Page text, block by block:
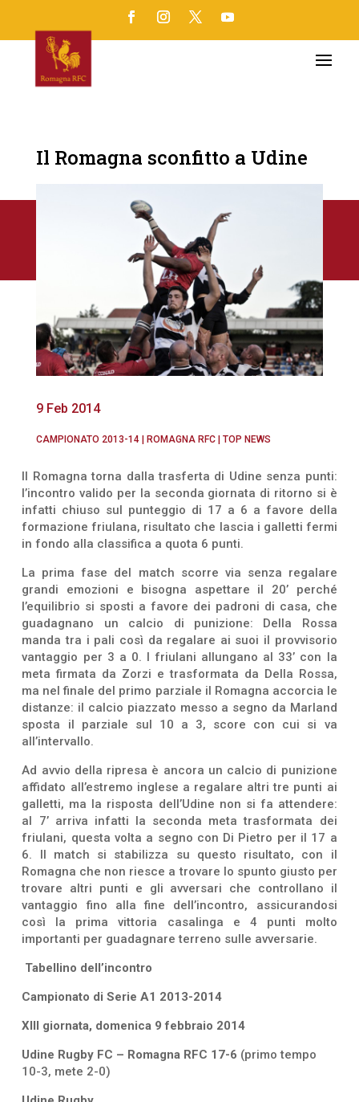
Il Romagna sconfitto a Udine
9 Feb 2014
CAMPIONATO 2013-14| ROMAGNA RFC| TOP NEWS
Il Romagna torna dalla trasferta di Udine senza punti:
l’incontro valido per la seconda giornata di ritorno si è
infatti chiuso sul punteggio di 17 a 6 a favore della
formazione friulana, risultato che lascia i galletti fermi
in fondo alla classifica a quota 6 punti.
La prima fase del match scorre via senza regalare
grandi emozioni e bisogna aspettare il 20’ perché
l’equilibrio si sposti a favore dei padroni di casa, che
guadagnano un calcio di punizione: Della Rossa
manda tra i pali così da regalare ai suoi il provvisorio
vantaggio per 3 a 0. I friulani allungano al 33’ con la
meta firmata da Zorzi e trasformata da Della Rossa,
ma nel finale del primo parziale il Romagna accorcia le
distanze: il calcio piazzato messo a segno da Marland
sposta il parziale sul 10 a 3, score con cui si va
all’intervallo.
Ad avvio della ripresa è ancora un calcio di punizione
affidato all’estremo inglese a regalare altri tre punti ai
galletti, ma la risposta dell’Udine non si fa attendere:
al 7’ arriva infatti la seconda meta trasformata dei
friulani, questa volta a segno con Di Pietro per il 17 a
6. Il match si stabilizza su questo risultato, con il
Romagna che non riesce a trovare lo spunto giusto per
trovare altri punti e gli avversari che controllano il
vantaggio fino alla fine dell’incontro, assicurandosi
così la prima vittoria casalinga e 4 punti molto
importanti per guadagnare terreno sulle avversarie.
Tabellino dell’incontro
Campionato di Serie A1 2013-2014
XIII giornata, domenica 9 febbraio 2014
Udine Rugby FC – Romagna RFC 17-6 (primo tempo
10-3, mete 2-0)